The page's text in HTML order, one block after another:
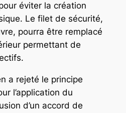
éviter la création
Le filet de sécurité,
pourra être remplacé
permettant de
a rejeté le principe
l’application du
d’un accord de